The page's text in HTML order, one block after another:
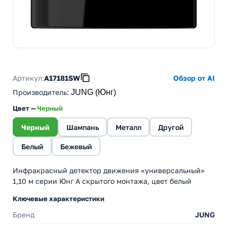
Артикул:A17181SW
Обзор от AI
Производитель: JUNG (Юнг)
Цвет —Черный
Черный Шампань Металл Другой
Белый Бежевый
Инфракрасный детектор движения «универсальный»
1,10 м серии Юнг А скрытого монтажа, цвет белый
Ключевые характеристики
Бренд JUNG